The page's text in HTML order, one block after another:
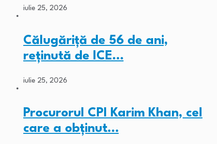
iulie 25, 2026
Călugăriță de 56 de ani,
reținută de ICE…
iulie 25, 2026
Procurorul CPI Karim Khan, cel
care a obținut…